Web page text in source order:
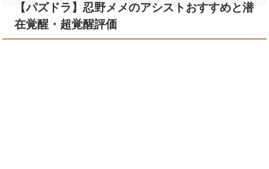
【パズドラ】忍野メメのアシストおすすめと潜
在覚醒・超覚醒評価